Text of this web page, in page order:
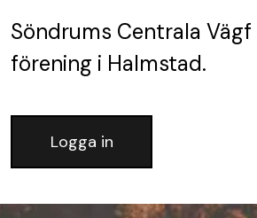
Söndrums Centrala Vägf
förening i Halmstad.
Logga in